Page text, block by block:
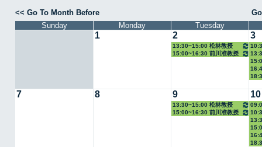
<< Go To Month Before
Sunday
Monday Tuesday
1 2
13:30~15:00 松林教授
15:00~16:30 前川准教授
3
教授
7 8 9
13:30~15:00 松林教授
15:00~16:30 前川准教授
10
教授